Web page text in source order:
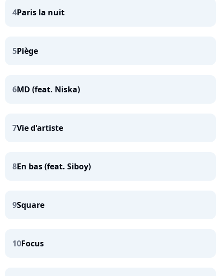
4Paris la nuit
5Piège
6MD (feat. Niska)
7Vie d'artiste
8En bas (feat. Siboy)
9Square
10Focus